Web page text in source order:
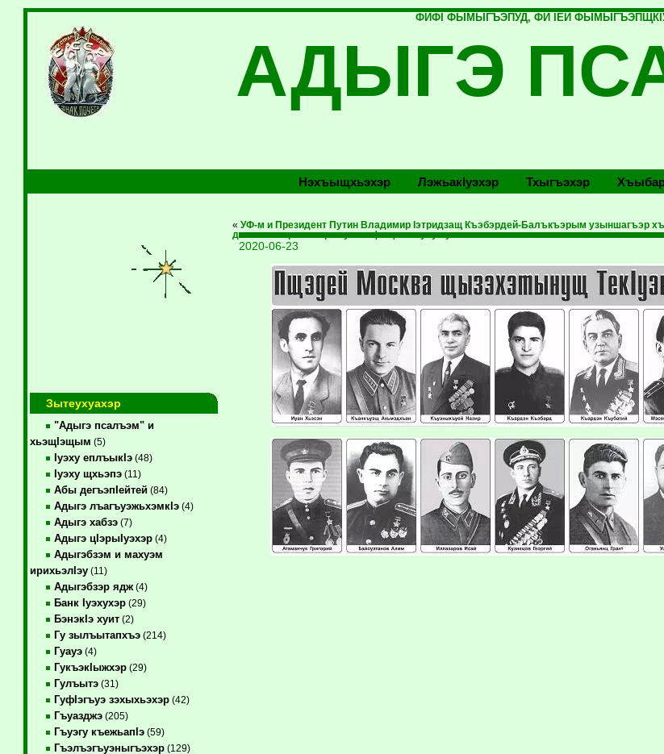
ФИФI ФЫМЫГЪЭПУД, ФИ IЕЙ
АДЫГЭ
Нэхъыщхьэхэр Лэжьакlуэхэр Тхыгъэхэр
Зытеухуахэр
"Адыгэ псалъэм" и
хьэщIэщым (5)
Iуэху еплъыкIэ(48)
Iуэху щхьэпэ(11)
Абы дегъэпIейтей(84)
Адыгэ лъагъуэжьхэмкIэ(4)
Адыгэ хабзэ(7)
Адыгэ цIэрыIуэхэр(4)
Адыгэбзэм и махуэм
ирихьэлIэу(11)
Адыгэбзэр ядж(4)
Банк Iуэхухэр(29)
БэнэкIэ хуит(2)
Гу зылъытапхъэ(214)
Гуауэ(4)
ГукъэкIыжхэр(29)
Гулъытэ(31)
ГуфIэгъуэ зэхыхьэхэр(42)
Гъуазджэ(205)
Гъуэгу къежьапIэ(59)
Гъэлъэгъуэныгъэхэр(129)
« УФ-м и Президент Путин Владимир Iэтридзащ Къэбэрдей-Балъкъэрым узыншагъэр
дамыгъэхэр къазэрыхуигъэфэщам теухуа указхэм
2020-06-23